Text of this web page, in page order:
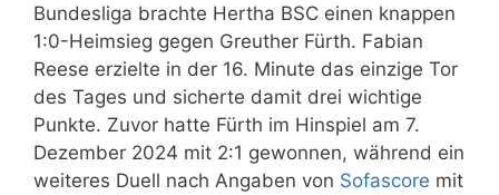
Bundesliga brachte Hertha BSC einen knappen
1:0-Heimsieg gegen Greuther Fürth. Fabian
Reese erzielte in der 16. Minute das einzige Tor
des Tages und sicherte damit drei wichtige
Punkte. Zuvor hatte Fürth im Hinspiel am 7.
Dezember 2024 mit 2:1 gewonnen, während ein
weiteres Duell nach Angaben von Sofascore mit